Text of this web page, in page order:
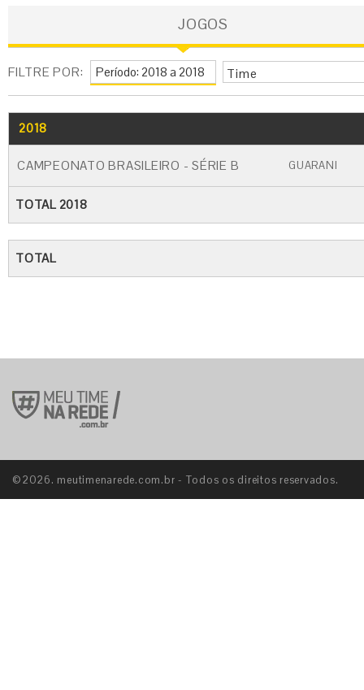
JOGOS
FILTRE POR: Time
2018
CAMPEONATO BRASILEIRO - SÉRIE B GUARANI
TOTAL 2018
TOTAL
©2026. meutimenarede.com.br - Todos os direitos reservados.